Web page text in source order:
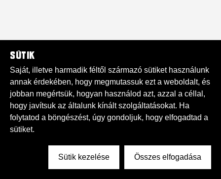
Sütik
Saját, illetve harmadik féltől származó sütiket használunk
annak érdekében, hogy megmutassuk ezt a weboldalt, és
jobban megértsük, hogyan használod azt, azzal a céllal,
hogy javítsuk az általunk kínált szolgáltatásokat. Ha
folytatod a böngészést, úgy gondoljuk, hogy elfogadtad a
sütiket.
Sütik kezelése Összes elfogadása